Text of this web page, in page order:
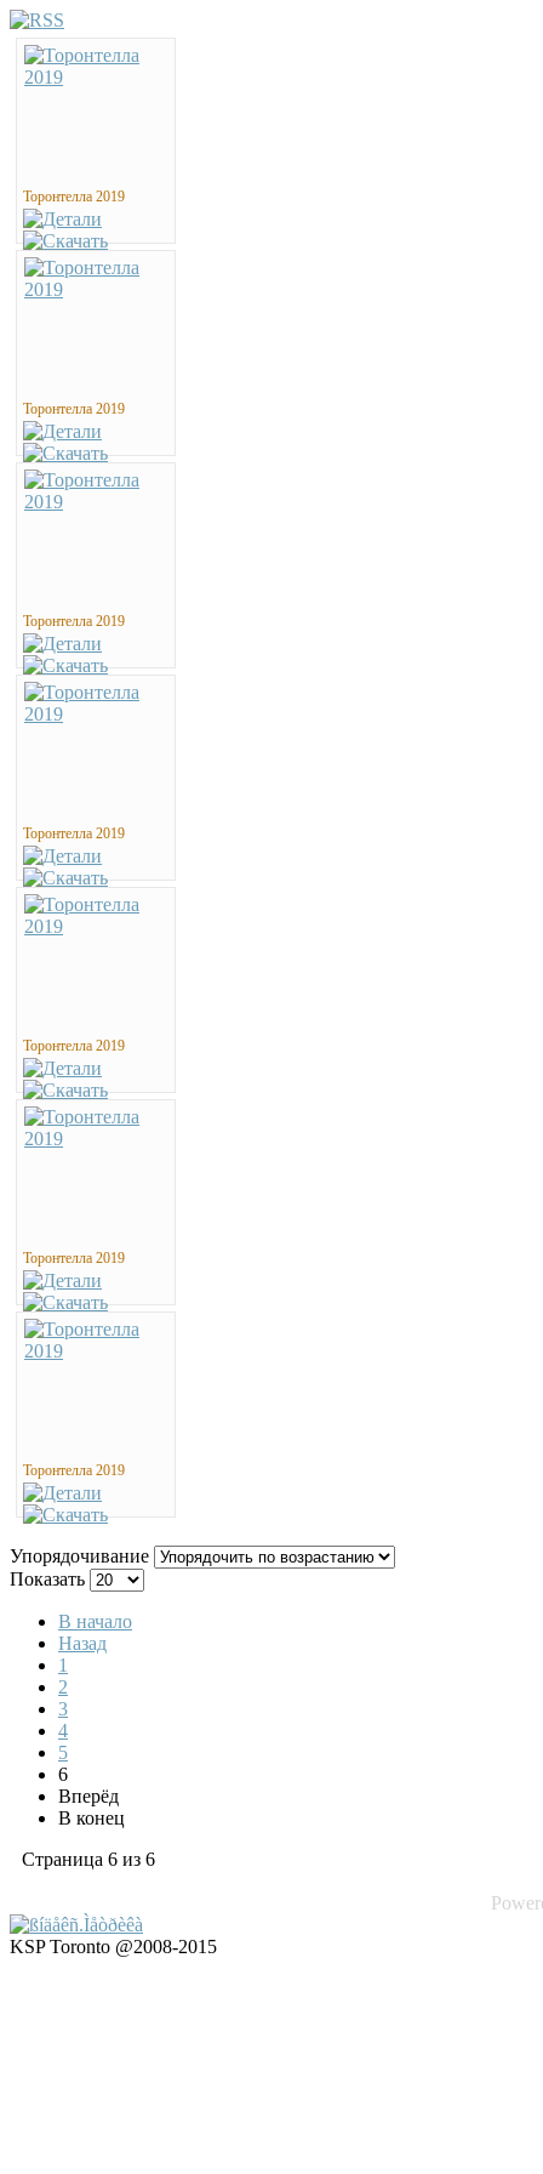
Торонтелла 2019
Торонтелла 2019
Торонтелла 2019
Торонтелла 2019
Торонтелла 2019
Торонтелла 2019
Торонтелла 2019
Упорядочивание
Показать
В начало
Назад
1
2
3
4
5
6
Вперёд
В конец
Страница 6 из 6
KSP Toronto @2008-2015